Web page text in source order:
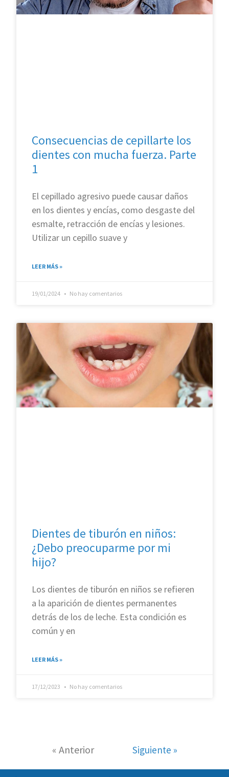
Consecuencias de cepillarte los
dientes con mucha fuerza. Parte
1
El cepillado agresivo puede causar daños
en los dientes y encías, como desgaste del
esmalte, retracción de encías y lesiones.
Utilizar un cepillo suave y
LEER MÁS »
19/01/2024 No hay comentarios
Dientes de tiburón en niños:
¿Debo preocuparme por mi
hijo?
Los dientes de tiburón en niños se refieren
a la aparición de dientes permanentes
detrás de los de leche. Esta condición es
común y en
LEER MÁS »
17/12/2023 No hay comentarios
« Anterior Siguiente »